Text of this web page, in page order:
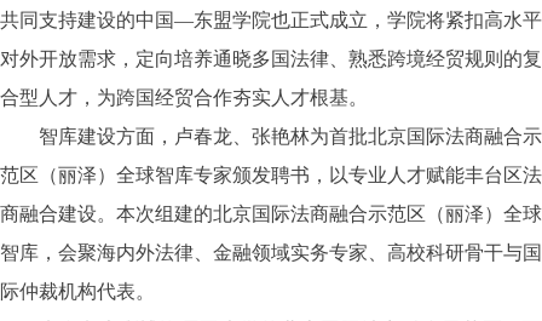
共同支持建设的中国—东盟学院也正式成立，学院将紧扣高水平
对外开放需求，定向培养通晓多国法律、熟悉跨境经贸规则的复
合型人才，为跨国经贸合作夯实人才根基。
智库建设方面，卢春龙、张艳林为首批北京国际法商融合示
范区（丽泽）全球智库专家颁发聘书，以专业人才赋能丰台区法
商融合建设。本次组建的北京国际法商融合示范区（丽泽）全球
智库，会聚海内外法律、金融领域实务专家、高校科研骨干与国
际仲裁机构代表。